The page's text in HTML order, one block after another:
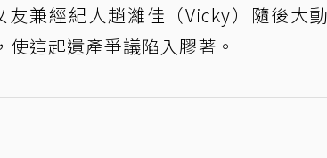
兼經紀人趙濰佳（Vicky）隨後大
這起遺產爭議陷入膠著。